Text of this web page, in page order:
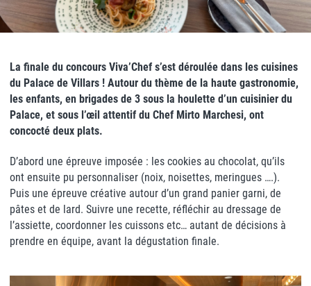
La finale du concours Viva’Chef s’est déroulée dans les cuisines
du Palace de Villars ! Autour du thème de la haute gastronomie,
les enfants, en brigades de 3 sous la houlette d’un cuisinier du
Palace, et sous l’œil attentif du Chef Mirto Marchesi, ont
concocté deux plats.
D’abord une épreuve imposée : les cookies au chocolat, qu’ils
ont ensuite pu personnaliser (noix, noisettes, meringues ….).
Puis une épreuve créative autour d’un grand panier garni, de
pâtes et de lard. Suivre une recette, réfléchir au dressage de
l’assiette, coordonner les cuissons etc… autant de décisions à
prendre en équipe, avant la dégustation finale.